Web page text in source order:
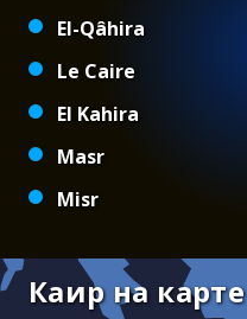
El-Qâhira
Le Caire
El Kahira
Masr
Misr
Каир на карте